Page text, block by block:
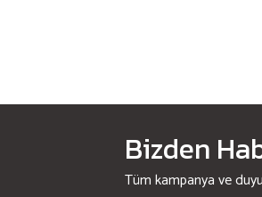
Bizden
Tüm kampanya ve